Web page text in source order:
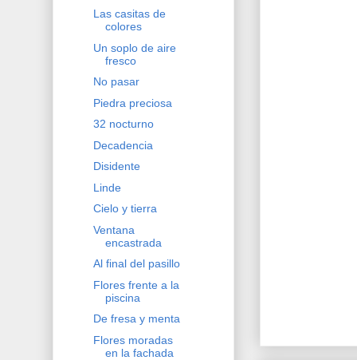
Las casitas de
colores
Un soplo de aire
fresco
No pasar
Piedra preciosa
32 nocturno
Decadencia
Disidente
Linde
Cielo y tierra
Ventana
encastrada
Al final del pasillo
Flores frente a la
piscina
De fresa y menta
Flores moradas
en la fachada